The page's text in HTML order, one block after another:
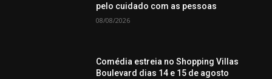
pelo cuidado com as pessoas
08/08/2026
Comédia estreia no Shopping Villas
Boulevard dias 14 e 15 de agosto